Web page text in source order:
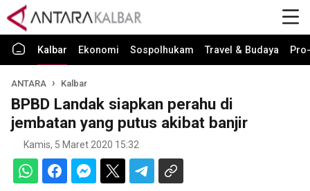
Kalbar Ekonomi Sospolhukam Travel & Budaya
ANTARA Kalbar
BPBD Landak siapkan perahu di
jembatan yang putus akibat banjir
Kamis, 5 Maret 2020 15:32